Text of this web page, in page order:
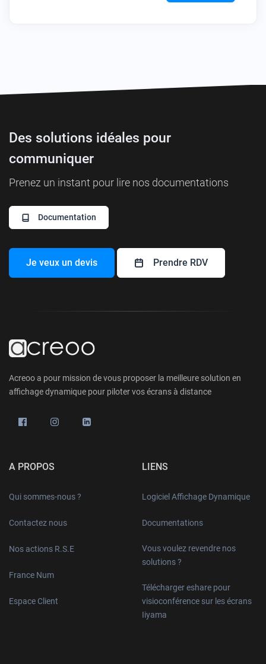
Des solutions idéales pour
communiquer
Prenez un instant pour lire nos documentations
Documentation
Je veux un devis Prendre RDV
Acreoo a pour mission de vous proposer la meilleure solution en
affichage dynamique pour piloter vos écrans à distance
A PROPOS
Qui sommes-nous ?
Contactez nous
Nos actions R.S.E
France Num
Espace Client
LIENS
Logiciel Affichage Dynamique
Documentations
Vous voulez revendre nos
solutions ?
Télécharger eshare pour
visioconférence sur les écrans
Iiyama